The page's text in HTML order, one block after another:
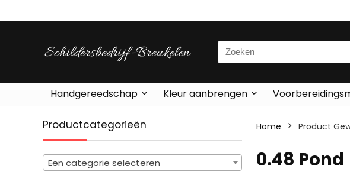
Search
for:
Handgereedschap Kleur aanbrengen
Productcategorieën
Een categorie selecteren
Home Product
‎0.48 Pond